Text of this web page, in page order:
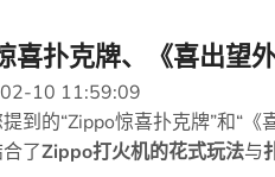
喜扑克牌、《喜出望外
10 11:59:09
到的“Zippo惊喜扑克牌”和“
了Zippo打火机的花式玩法与